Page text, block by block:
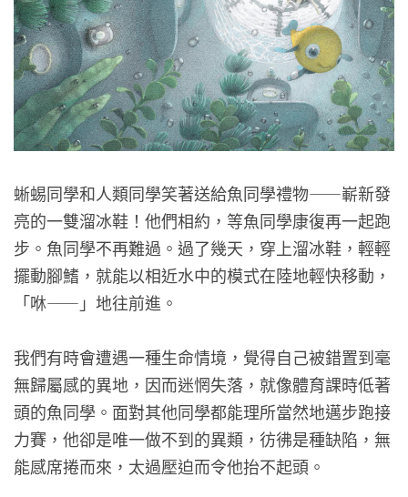
蜥蜴同學和人類同學笑著送給魚同學禮物——嶄新發
亮的一雙溜冰鞋！他們相約，等魚同學康復再一起跑
步。魚同學不再難過。過了幾天，穿上溜冰鞋，輕輕
擺動腳鰭，就能以相近水中的模式在陸地輕快移動，
「咻——」地往前進。
我們有時會遭遇一種生命情境，覺得自己被錯置到毫
無歸屬感的異地，因而迷惘失落，就像體育課時低著
頭的魚同學。面對其他同學都能理所當然地邁步跑接
力賽，他卻是唯一做不到的異類，彷彿是種缺陷，無
能感席捲而來，太過壓迫而令他抬不起頭。